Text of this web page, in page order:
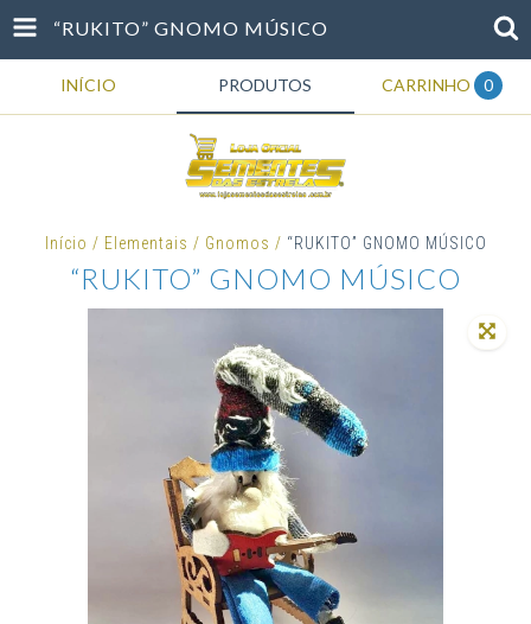
“RUKITO” GNOMO MÚSICO
INÍCIO PRODUTOS CARRINHO 0
Início / Elementais / Gnomos / “RUKITO” GNOMO MÚSICO
“RUKITO” GNOMO MÚSICO